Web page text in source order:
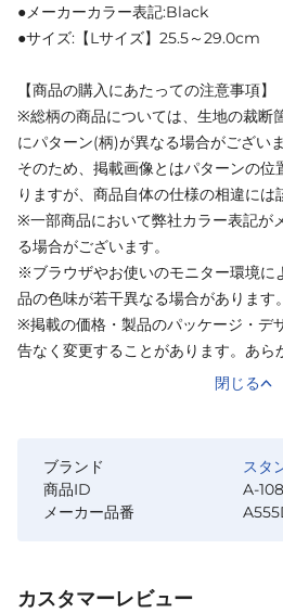
●メーカーカラー表記:Black
●サイズ:【Lサイズ】25.5～29.0cm
【商品の購入にあたっての注意事項】
※総柄の商品については、生地の裁断
にパターン(柄)が異なる場合がございま
そのため、掲載画像とはパターンの位
りますが、商品自体の仕様の相違には
※一部商品において弊社カラー表記が
る場合がございます。
※ブラウザやお使いのモニター環境に
品の色味が若干異なる場合があります。
※掲載の価格・製品のパッケージ・デ
告なく変更することがあります。あら
閉じる
ブランド
スタ
商品ID
A-
メーカー品番
カスタマーレビュー